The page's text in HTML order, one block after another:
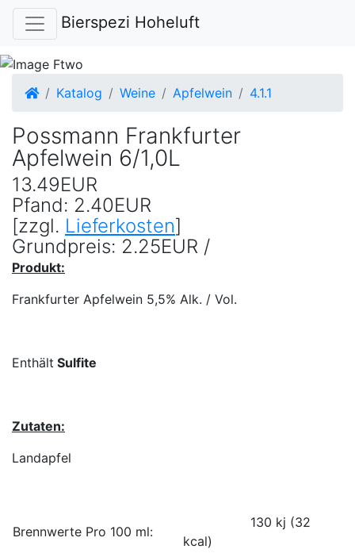
Bierspezi Hoheluft
Startseite
Katalog Weine Apfelwein 4.1.1
Possmann Frankfurter
Apfelwein 6/1,0L
13.49EUR
Pfand: 2.40EUR
[zzgl. Lieferkosten]
Grundpreis: 2.25EUR /
Produkt:
Frankfurter Apfelwein 5,5% Alk. / Vol.
Enthält Sulfite
Zutaten:
Landapfel
Brennwerte Pro 100 ml:
130 kj (32
kcal)